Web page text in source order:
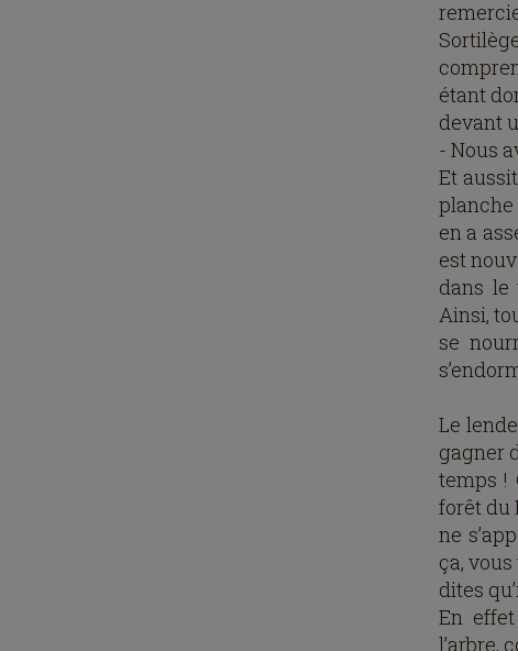
étant
devant
- Nous
Et
planche
en a
est
dans le
Ainsi,
se
Le
gagner
temps !
forêt du
ne
ça,
dites
En
l’arbre,